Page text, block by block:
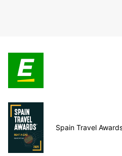
Spain Travel